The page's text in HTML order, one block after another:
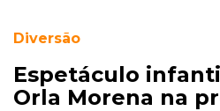
Diversão
Espetáculo
Orla Morena na